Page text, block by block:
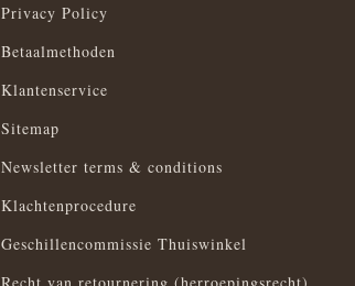
Privacy Policy
Betaalmethoden
Klantenservice
Sitemap
Newsletter terms & conditions
Klachtenprocedure
Geschillencommissie Thuiswinkel
Recht van retournering (herroepingsrecht)